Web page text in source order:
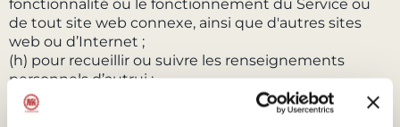
fonctionnalité ou le fonctionnement du Service ou
de tout site web connexe, ainsi que d'autres sites
web ou d’Internet ;
(h) pour recueillir ou suivre les renseignements
personnels d’autrui ;
(i) pour spammer, hameçonner, détourner un
domaine, extorquer des informations, parcourir,